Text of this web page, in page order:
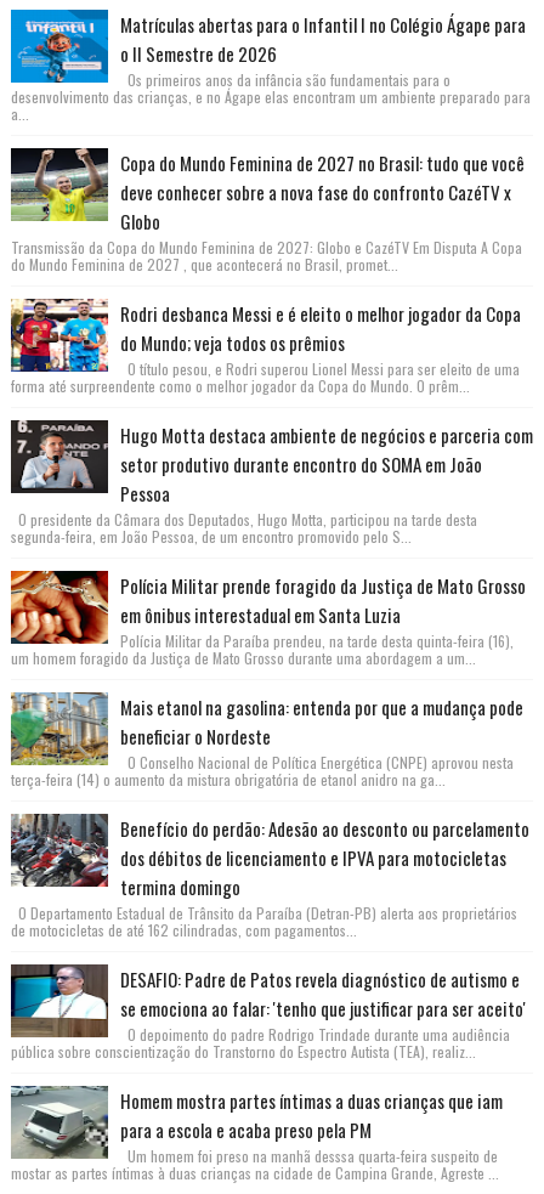
Matrículas abertas para o Infantil I no Colégio Ágape para
o II Semestre de 2026
Os primeiros anos da infância são fundamentais para o
desenvolvimento das crianças, e no Ágape elas encontram um ambiente preparado para
a...
Copa do Mundo Feminina de 2027 no Brasil: tudo que você
deve conhecer sobre a nova fase do confronto CazéTV x
Globo
Transmissão da Copa do Mundo Feminina de 2027: Globo e CazéTV Em Disputa A Copa
do Mundo Feminina de 2027 , que acontecerá no Brasil, promet...
Rodri desbanca Messi e é eleito o melhor jogador da Copa
do Mundo; veja todos os prêmios
O título pesou, e Rodri superou Lionel Messi para ser eleito de uma
forma até surpreendente como o melhor jogador da Copa do Mundo. O prêm...
Hugo Motta destaca ambiente de negócios e parceria com
setor produtivo durante encontro do SOMA em João
Pessoa
O presidente da Câmara dos Deputados, Hugo Motta, participou na tarde desta
segunda-feira, em João Pessoa, de um encontro promovido pelo S...
Polícia Militar prende foragido da Justiça de Mato Grosso
em ônibus interestadual em Santa Luzia
Polícia Militar da Paraíba prendeu, na tarde desta quinta-feira (16),
um homem foragido da Justiça de Mato Grosso durante uma abordagem a um...
Mais etanol na gasolina: entenda por que a mudança pode
beneficiar o Nordeste
O Conselho Nacional de Política Energética (CNPE) aprovou nesta
terça-feira (14) o aumento da mistura obrigatória de etanol anidro na ga...
Benefício do perdão: Adesão ao desconto ou parcelamento
dos débitos de licenciamento e IPVA para motocicletas
termina domingo
O Departamento Estadual de Trânsito da Paraíba (Detran-PB) alerta aos proprietários
de motocicletas de até 162 cilindradas, com pagamentos...
DESAFIO: Padre de Patos revela diagnóstico de autismo e
se emociona ao falar: 'tenho que justificar para ser aceito'
O depoimento do padre Rodrigo Trindade durante uma audiência
pública sobre conscientização do Transtorno do Espectro Autista (TEA), realiz...
Homem mostra partes íntimas a duas crianças que iam
para a escola e acaba preso pela PM
Um homem foi preso na manhã desssa quarta-feira suspeito de
mostar as partes íntimas à duas crianças na cidade de Campina Grande, Agreste ...